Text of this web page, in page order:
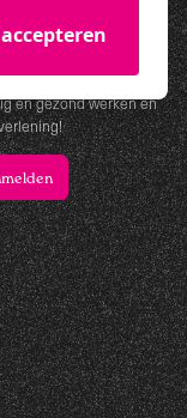
en gezond werken en